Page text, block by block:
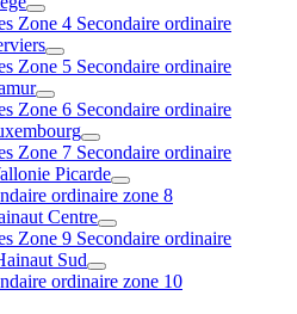
Zone 4 Secondaire ordinaire
Zone 5 Secondaire ordinaire
Zone 6 Secondaire ordinaire
Zone 7 Secondaire ordinaire
Picarde
ordinaire zone 8
Centre
Zone 9 Secondaire ordinaire
Sud
ordinaire zone 10